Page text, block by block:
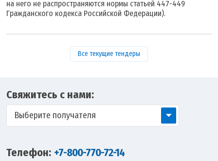
на него не распространяются нормы статьей 447-449
Гражданского кодекса Российской Федерации).
Все текущие тендеры
Свяжитесь с нами:
Выберите получателя
Телефон: +7-800-770-72-14